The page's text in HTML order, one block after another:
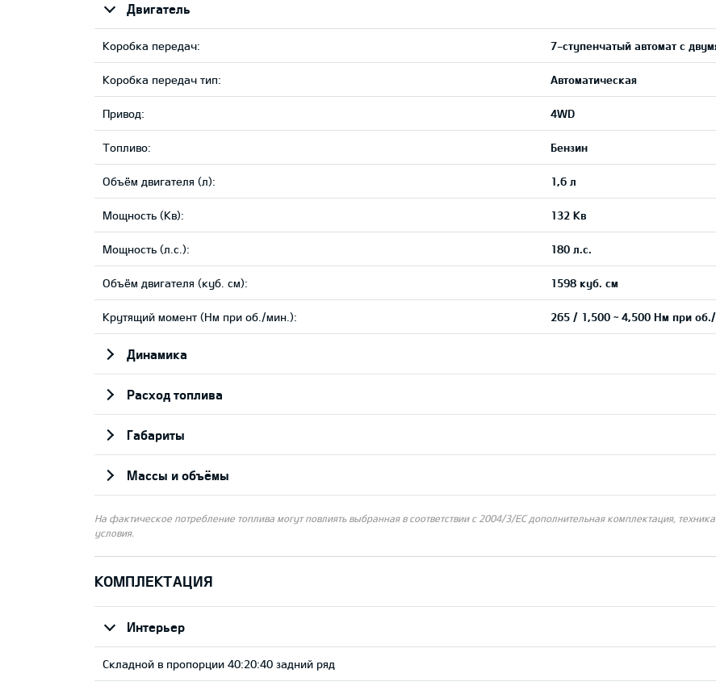
Двигатель
Коробка передач: 7-ступенчатый автомат с
Коробка передач тип: Автоматическая
Привод: 4WD
Tопливо: Бензин
Объём двигателя (л): 1,6 л
Мощность (Кв): 132 Кв
Мощность (л.с.): 180 л.с.
Объём двигателя (куб. см): 1598 куб. см
Крутящий момент (Нм при об./мин.): 265 / 1,500 ~ 4,500 Нм при
Динамика
Pасход топлива
Габариты
Массы и объёмы
На фактическое потребление топлива могут повлиять выбранная в соответствии с 2004/3/ЕС дополнительная комплектация,
условия.
КОМПЛЕКТАЦИЯ
Интерьер
Складной в пропорции 40:20:40 задний ряд